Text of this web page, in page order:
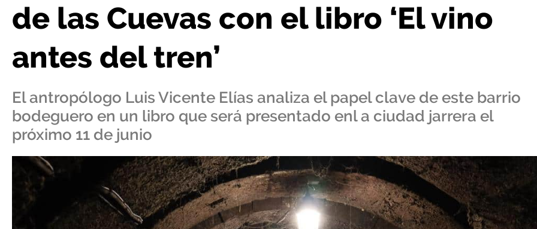
de las Cuevas con el libro ‘El vino
antes del tren’
El antropólogo Luis Vicente Elías analiza el papel clave de este barrio
bodeguero en un libro que será presentado enl a ciudad jarrera el
próximo 11 de junio